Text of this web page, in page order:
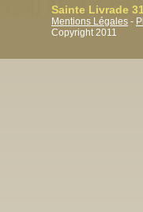
Sainte Livrade
Mentions Légales -
Copyright 2011